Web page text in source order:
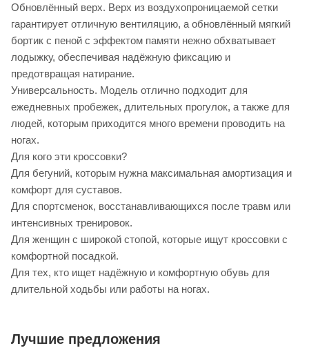
Обновлённый верх. Верх из воздухопроницаемой сетки
гарантирует отличную вентиляцию, а обновлённый мягкий
бортик с пеной с эффектом памяти нежно обхватывает
лодыжку, обеспечивая надёжную фиксацию и
предотвращая натирание.
Универсальность. Модель отлично подходит для
ежедневных пробежек, длительных прогулок, а также для
людей, которым приходится много времени проводить на
ногах.
Для кого эти кроссовки?
Для бегуний, которым нужна максимальная амортизация и
комфорт для суставов.
Для спортсменок, восстанавливающихся после травм или
интенсивных тренировок.
Для женщин с широкой стопой, которые ищут кроссовки с
комфортной посадкой.
Для тех, кто ищет надёжную и комфортную обувь для
длительной ходьбы или работы на ногах.
Лучшие предложения